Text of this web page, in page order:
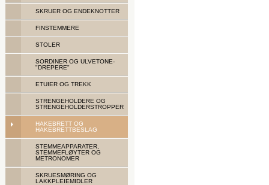
SKRUER OG ENDEKNOTTER
FINSTEMMERE
STOLER
SORDINER OG ULVETONE-
"DREPERE"
ETUIER OG TREKK
STRENGEHOLDERE OG
STRENGEHOLDERSTROPPER
HAKEBRETT OG
HAKEBRETTBESLAG
STEMMEAPPARATER,
STEMMEFLØYTER OG
METRONOMER
SKRUESMØRING OG
LAKKPLEIEMIDLER